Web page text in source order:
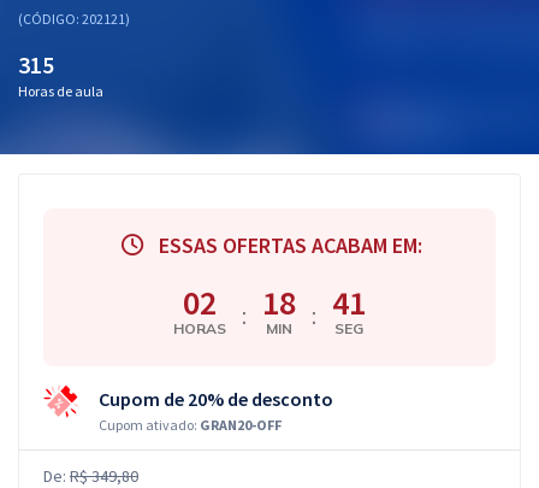
Questões grátis
Conteúdo gratuito
Aprovados
(CÓDIGO: 202121)
315
Horas de aula
ESSAS OFERTAS ACABAM EM:
02
HORAS : 18
MIN : 40
SEG
Cupom de 20% de desconto
Cupom ativado: GRAN20-OFF
De: R$ 349,80